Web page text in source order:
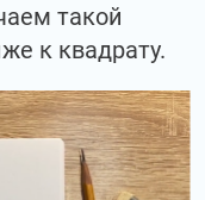
такой
к квадрату.